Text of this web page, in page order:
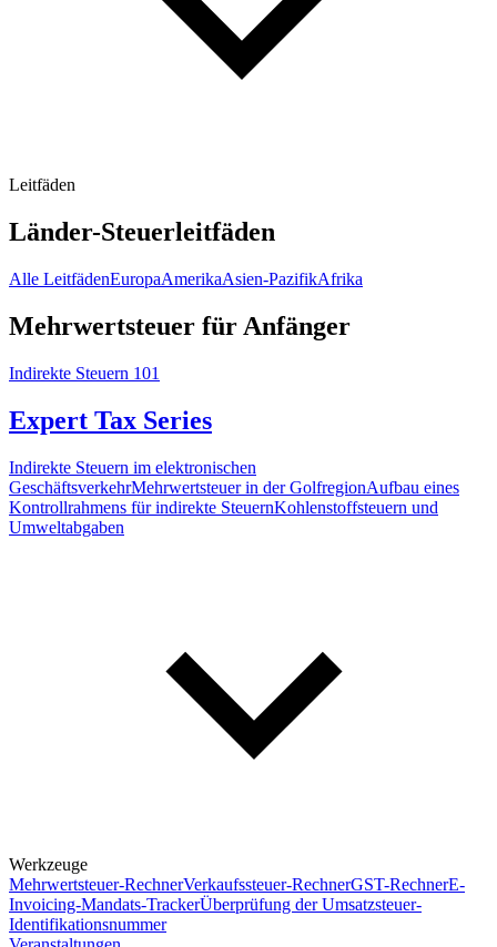
Leitfäden
Länder-Steuerleitfäden
Alle LeitfädenEuropaAmerikaAsien-PazifikAfrika
Mehrwertsteuer für Anfänger
Indirekte Steuern 101
Expert Tax Series
Indirekte Steuern im elektronischen
GeschäftsverkehrMehrwertsteuer in der GolfregionAufbau eines
Kontrollrahmens für indirekte SteuernKohlenstoffsteuern und
Umweltabgaben
Werkzeuge
Mehrwertsteuer-RechnerVerkaufssteuer-RechnerGST-RechnerE-
Invoicing-Mandats-TrackerÜberprüfung der Umsatzsteuer-
Identifikationsnummer